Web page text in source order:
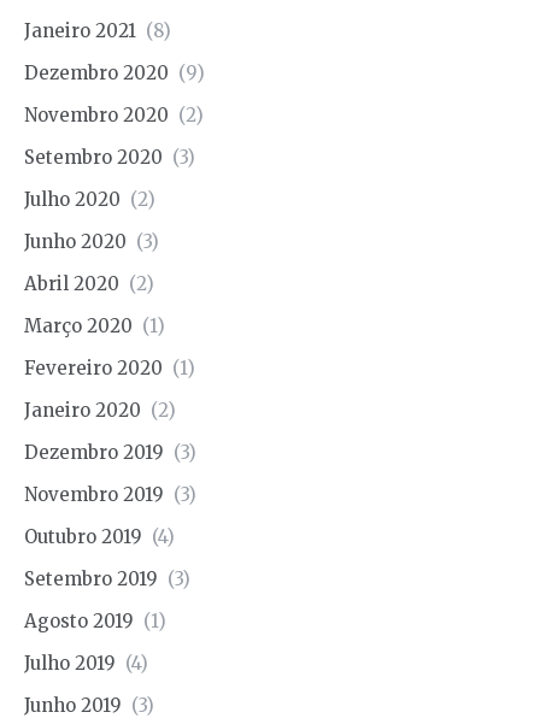
Janeiro 2021 (8)
Dezembro 2020 (9)
Novembro 2020 (2)
Setembro 2020 (3)
Julho 2020 (2)
Junho 2020 (3)
Abril 2020 (2)
Março 2020 (1)
Fevereiro 2020 (1)
Janeiro 2020 (2)
Dezembro 2019 (3)
Novembro 2019 (3)
Outubro 2019 (4)
Setembro 2019 (3)
Agosto 2019 (1)
Julho 2019 (4)
Junho 2019 (3)